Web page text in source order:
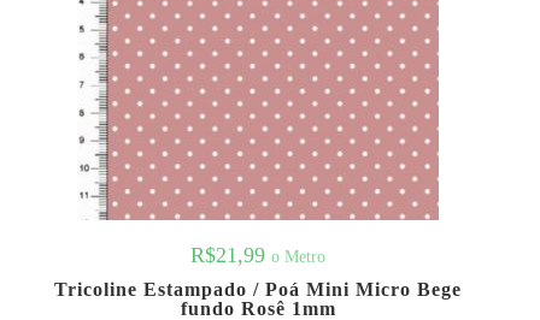
R$21,99 o Metro
Tricoline Estampado / Poá Mini Micro Bege
fundo Rosê 1mm